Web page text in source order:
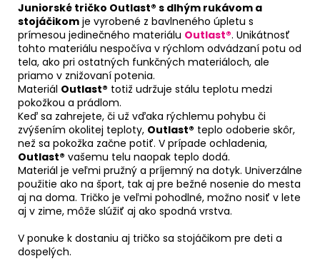
Juniorské tričko Outlast® s dlhým rukávom a
stojáčikom je vyrobené z bavlneného úpletu s
prímesou jedinečného materiálu Outlast®. Unikátnosť
tohto materiálu nespočíva v rýchlom odvádzaní potu od
tela, ako pri ostatných funkčných materiáloch, ale
priamo v znižovaní potenia.
Materiál Outlast® totiž udržuje stálu teplotu medzi
pokožkou a prádlom.
Keď sa zahrejete, či už vďaka rýchlemu pohybu či
zvýšením okolitej teploty, Outlast® teplo odoberie skôr,
než sa pokožka začne potiť. V prípade ochladenia,
Outlast® vašemu telu naopak teplo dodá.
Materiál je veľmi pružný a príjemný na dotyk. Univerzálne
použitie ako na šport, tak aj pre bežné nosenie do mesta
aj na doma. Tričko je veľmi pohodlné, možno nosiť v lete
aj v zime, môže slúžiť aj ako spodná vrstva.
V ponuke k dostaniu aj tričko sa stojáčikom pre deti a
dospelých.